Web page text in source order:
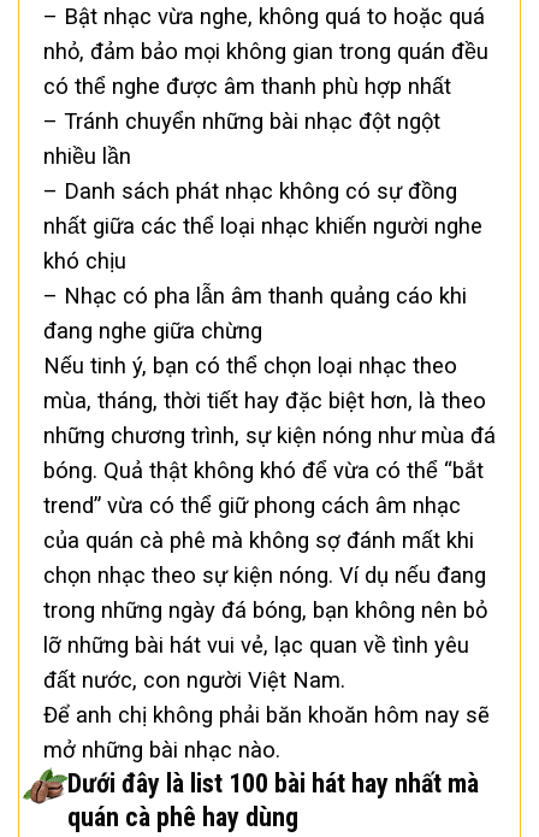
– Bật nhạc vừa nghe, không quá to hoặc quá
nhỏ, đảm bảo mọi không gian trong quán đều
có thể nghe được âm thanh phù hợp nhất
– Tránh chuyển những bài nhạc đột ngột
nhiều lần
– Danh sách phát nhạc không có sự đồng
nhất giữa các thể loại nhạc khiến người nghe
khó chịu
– Nhạc có pha lẫn âm thanh quảng cáo khi
đang nghe giữa chừng
Nếu tinh ý, bạn có thể chọn loại nhạc theo
mùa, tháng, thời tiết hay đặc biệt hơn, là theo
những chương trình, sự kiện nóng như mùa đá
bóng. Quả thật không khó để vừa có thể “bắt
trend” vừa có thể giữ phong cách âm nhạc
của quán cà phê mà không sợ đánh mất khi
chọn nhạc theo sự kiện nóng. Ví dụ nếu đang
trong những ngày đá bóng, bạn không nên bỏ
lỡ những bài hát vui vẻ, lạc quan về tình yêu
đất nước, con người Việt Nam.
Để anh chị không phải băn khoăn hôm nay sẽ
mở những bài nhạc nào.
Dưới đây là list 100 bài hát hay nhất mà
quán cà phê hay dùng